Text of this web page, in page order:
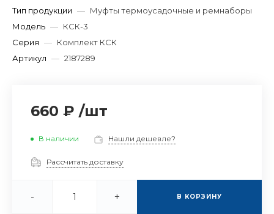
Тип продукции — Муфты термоусадочные и ремнаборы
Модель — КСК-3
Серия — Комплект КСК
Артикул — 2187289
660 ₽ /шт
В наличии Нашли дешевле?
Рассчитать доставку
- + В КОРЗИНУ